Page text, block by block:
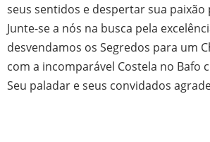
seus sentidos e despertar sua paixão
Junte-se a nós na busca pela
desvendamos os Segredos para um
com a incomparável Costela no Bafo
Seu paladar e seus convidados